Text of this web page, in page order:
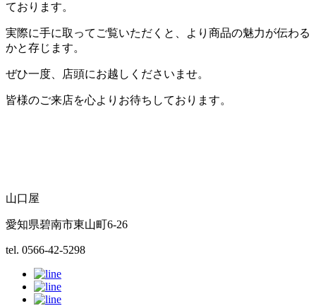
ております。
実際に手に取ってご覧いただくと、より商品の魅力が伝わる
かと存じます。
ぜひ一度、店頭にお越しくださいませ。
皆様のご来店を心よりお待ちしております。
山口屋
愛知県碧南市東山町6-26
tel. 0566-42-5298